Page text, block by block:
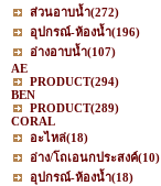
ส่วนอาบน้ำ(272)
อุปกรณ์-ห้องน้ำ(196)
อ่างอาบน้ำ(107)
AE
PRODUCT(294)
BEN
PRODUCT(289)
CORAL
อะไหล่(18)
อ่าง/โถเอนกประสงค์(10)
อุปกรณ์-ห้องน้ำ(18)